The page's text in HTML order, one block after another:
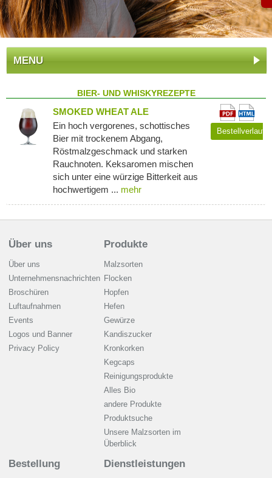
MENU
BIER- UND WHISKYREZEPTE
SMOKED WHEAT ALE
Ein hoch vergorenes, schottisches
Bier mit trockenem Abgang,
Röstmalzgeschmack und starken
Rauchnoten. Keksaromen mischen
sich unter eine würzige Bitterkeit aus
hochwertigem ... mehr
Bestellverlauf
Über uns
Über uns
Unternehmensnachrichten
Broschüren
Luftaufnahmen
Events
Logos und Banner
Privacy Policy
Produkte
Malzsorten
Flocken
Hopfen
Hefen
Gewürze
Kandiszucker
Kronkorken
Kegcaps
Reinigungsprodukte
Alles Bio
andere Produkte
Produktsuche
Unsere Malzsorten im
Überblick
Bestellung Dienstleistungen